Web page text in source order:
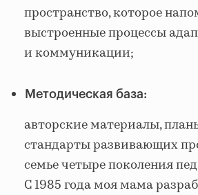
пространство, которое
выстроенные процессы
и коммуникации;
Методическая база:
авторские материалы,
стандарты развивающих
семье четыре поколения
С 1985 года моя мама